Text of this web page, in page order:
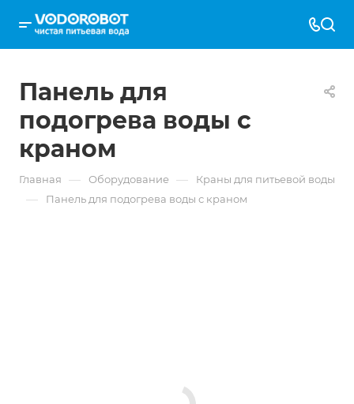
Панель для
подогрева воды с
краном
Главная — Оборудование — Краны для питьевой воды
— Панель для подогрева воды с краном